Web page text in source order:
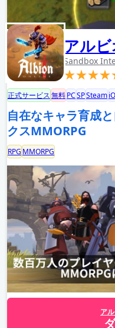
アル
Sandbox
正式サービス無料PCSPSteam
自在なキャラ育成
クスMMORPG
RPG MMORPG
ア